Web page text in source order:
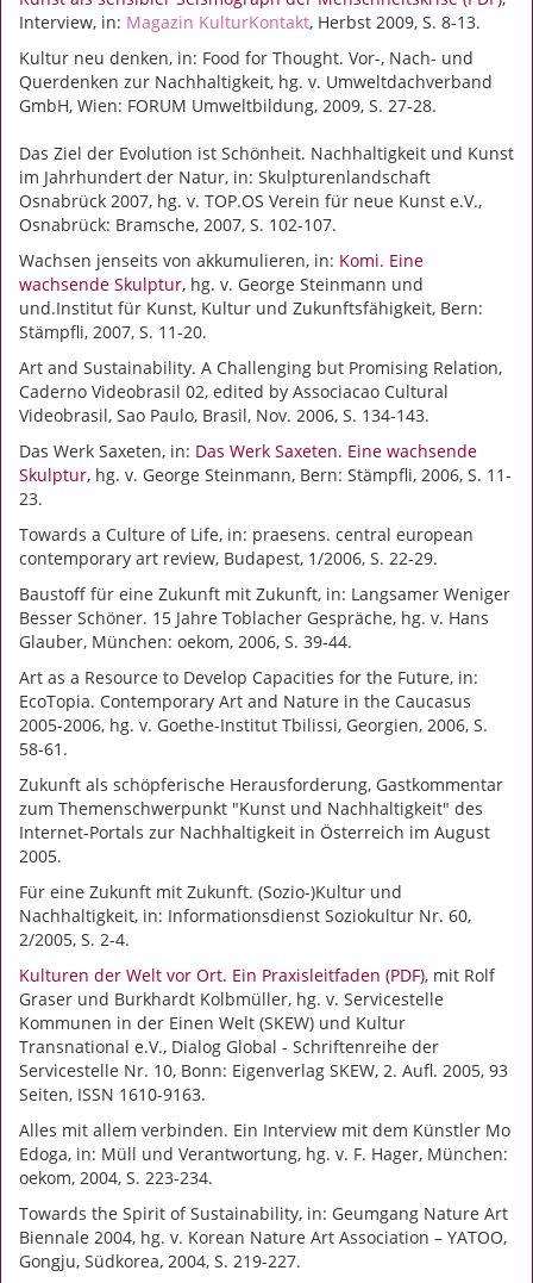
Interview, in: Magazin KulturKontakt, Herbst 2009, S. 8-13.
Kultur neu denken, in: Food for Thought. Vor-, Nach- und
Querdenken zur Nachhaltigkeit, hg. v. Umweltdachverband
GmbH, Wien: FORUM Umweltbildung, 2009, S. 27-28.
Das Ziel der Evolution ist Schönheit. Nachhaltigkeit und Kunst
im Jahrhundert der Natur, in: Skulpturenlandschaft
Osnabrück 2007, hg. v. TOP.OS Verein für neue Kunst e.V.,
Osnabrück: Bramsche, 2007, S. 102-107.
Wachsen jenseits von akkumulieren, in: Komi. Eine
wachsende Skulptur, hg. v. George Steinmann und
und.Institut für Kunst, Kultur und Zukunftsfähigkeit, Bern:
Stämpfli, 2007, S. 11-20.
Art and Sustainability. A Challenging but Promising Relation,
Caderno Videobrasil 02, edited by Associacao Cultural
Videobrasil, Sao Paulo, Brasil, Nov. 2006, S. 134-143.
Das Werk Saxeten, in: Das Werk Saxeten. Eine wachsende
Skulptur, hg. v. George Steinmann, Bern: Stämpfli, 2006, S. 11-
23.
Towards a Culture of Life, in: praesens. central european
contemporary art review, Budapest, 1/2006, S. 22-29.
Baustoff für eine Zukunft mit Zukunft, in: Langsamer Weniger
Besser Schöner. 15 Jahre Toblacher Gespräche, hg. v. Hans
Glauber, München: oekom, 2006, S. 39-44.
Art as a Resource to Develop Capacities for the Future, in:
EcoTopia. Contemporary Art and Nature in the Caucasus
2005-2006, hg. v. Goethe-Institut Tbilissi, Georgien, 2006, S.
58-61.
Zukunft als schöpferische Herausforderung, Gastkommentar
zum Themenschwerpunkt "Kunst und Nachhaltigkeit" des
Internet-Portals zur Nachhaltigkeit in Österreich im August
2005.
Für eine Zukunft mit Zukunft. (Sozio-)Kultur und
Nachhaltigkeit, in: Informationsdienst Soziokultur Nr. 60,
2/2005, S. 2-4.
Kulturen der Welt vor Ort. Ein Praxisleitfaden (PDF), mit Rolf
Graser und Burkhardt Kolbmüller, hg. v. Servicestelle
Kommunen in der Einen Welt (SKEW) und Kultur
Transnational e.V., Dialog Global - Schriftenreihe der
Servicestelle Nr. 10, Bonn: Eigenverlag SKEW, 2. Aufl. 2005, 93
Seiten, ISSN 1610-9163.
Alles mit allem verbinden. Ein Interview mit dem Künstler Mo
Edoga, in: Müll und Verantwortung, hg. v. F. Hager, München:
oekom, 2004, S. 223-234.
Towards the Spirit of Sustainability, in: Geumgang Nature Art
Biennale 2004, hg. v. Korean Nature Art Association – YATOO,
Gongju, Südkorea, 2004, S. 219-227.